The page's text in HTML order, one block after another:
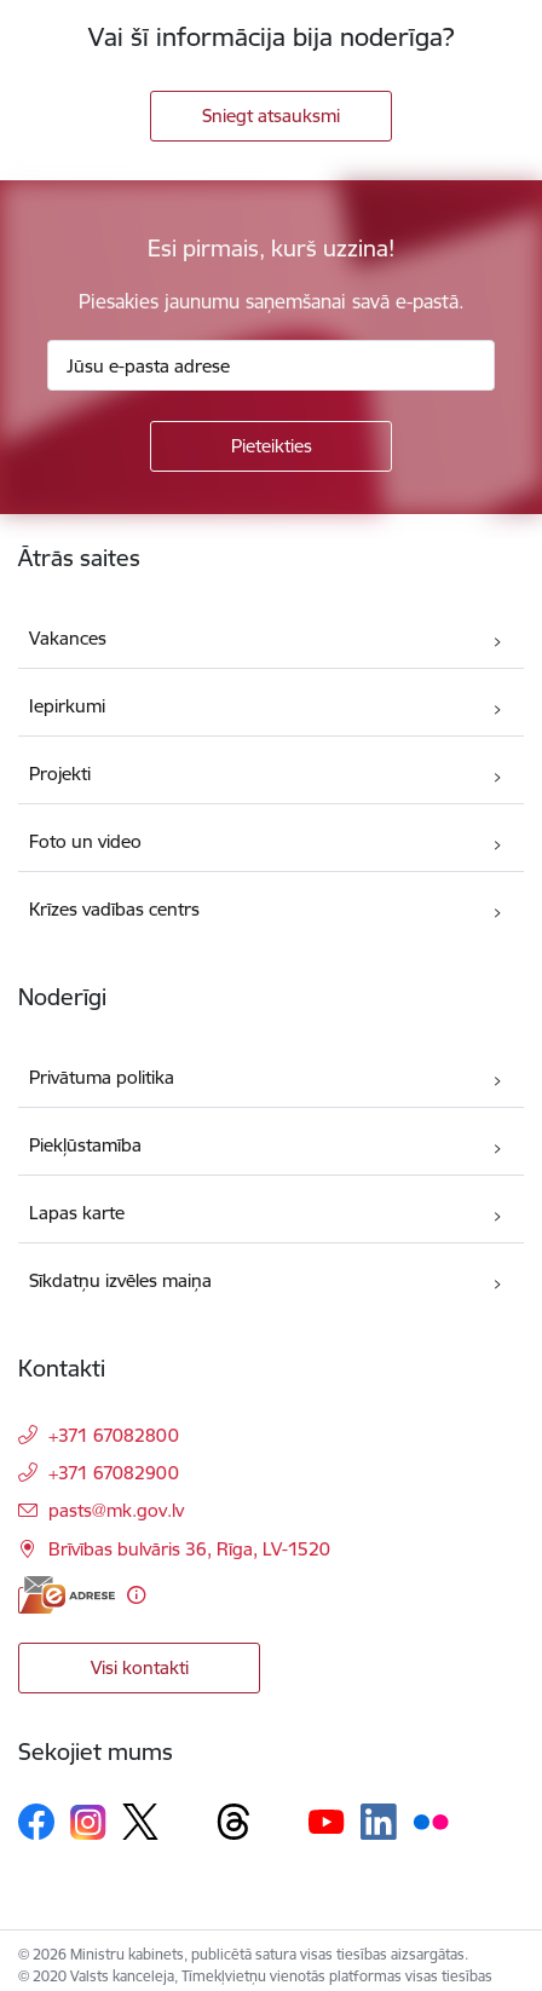
Vai šī informācija bija noderīga?
Sniegt atsauksmi
Esi pirmais, kurš uzzina!
Piesakies jaunumu saņemšanai savā e-pastā.
Kājene
Ātrās saites
Vakances
Iepirkumi
Projekti
Foto un video
Krīzes vadības centrs
Noderīgi
Privātuma politika
Piekļūstamība
Lapas karte
Sīkdatņu izvēles maiņa
Kontakti
+371 67082800
+371 67082900
E-pasts:
pasts@mk.gov.lv
Brīvības bulvāris 36, Rīga, LV-1520
Visi kontakti
Sekojiet mums
© 2026 Ministru kabinets, publicētā satura visas tiesības aizsargātas.
© 2020 Valsts kanceleja, Tīmekļvietņu vienotās platformas visas tiesības